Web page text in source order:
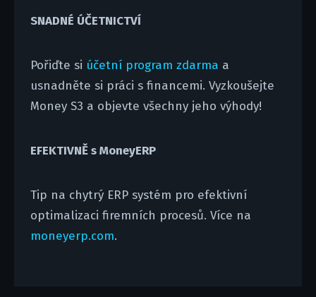
SNADNÉ ÚČETNICTVÍ
Pořiďte si účetní program zdarma a
usnadněte si práci s financemi. Vyzkoušejte
Money S3 a objevte všechny jeho výhody!
EFEKTIVNĚ s MoneyERP
Tip na chytrý ERP systém pro efektivní
optimalizaci firemních procesů. Více na
moneyerp.com.